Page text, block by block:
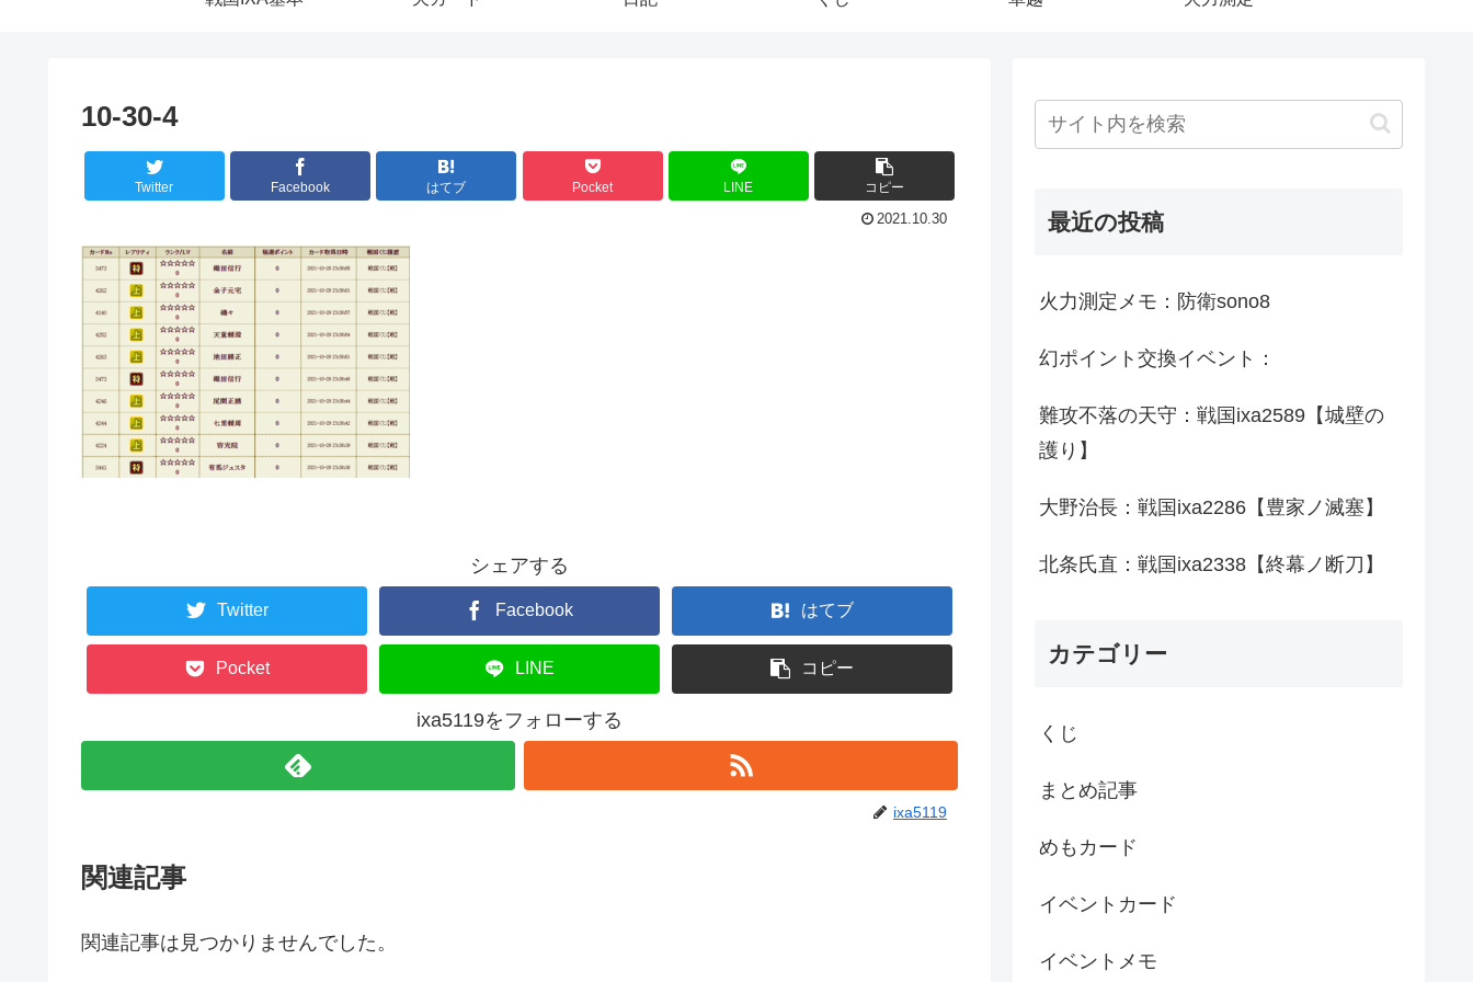
10-30-4
Twitter Facebook はてブ Pocket LINE コピー
2021.10.30
シェアする
Twitter Facebook はてブ
Pocket LINE コピー
ixa5119をフォローする
ixa5119
関連記事
関連記事は見つかりませんでした。
最近の投稿
火力測定メモ：防衛sono8
幻ポイント交換イベント：
難攻不落の天守：戦国ixa2589【城壁の
護り】
大野治長：戦国ixa2286【豊家ノ滅塞】
北条氏直：戦国ixa2338【終幕ノ断刀】
カテゴリー
くじ
まとめ記事
めもカード
イベントカード
イベントメモ